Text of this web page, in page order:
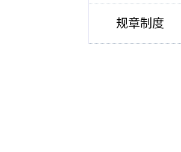
规章制度